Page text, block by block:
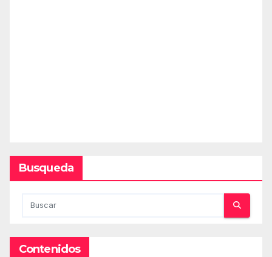
Busqueda
Contenidos